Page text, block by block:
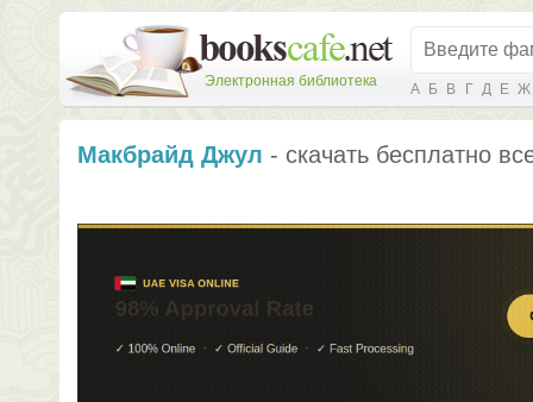
Электронная библиотека А Б В Г Д Е Ж
Макбрайд Джул - скачать бесплатно